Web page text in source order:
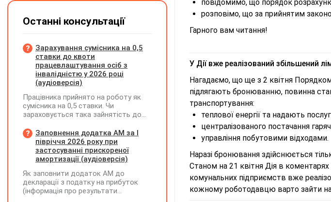
повідомимо, що порядок
розповімо, що за прийнятим
Гарного вам читання!
У Дії вже реалізований збільшений
Нагадаємо, що ще з 2 квітня
підлягають бронюванню, повинна
транспортування:
теплової енергії та надають
централізованого постачання
управління побутовими відходами.
Наразі бронювання здійснюється
Станом на 21 квітня Дія в
комунальних підприємств вже
кожному роботодавцю варто зайти на
Останні консультації
Зарахування сумісника на 0,5
ставки до квоти
працевлаштування осіб з
інвалідністю у 2026 році
(аудіоверсія)
Працівника прийнято на роботу як
сумісника на 0,5 ставки. Чи
зараховується така зайнятість до
осіб з інвалідністю відповідно до
вимог законодавства?
Заповнення додатка АМ за І
півріччя 2026 року при
застосуванні прискореної
амортизації (аудіоверсія)
Як заповнити додаток АМ до
декларації з податку на прибуток
(інформація про результати